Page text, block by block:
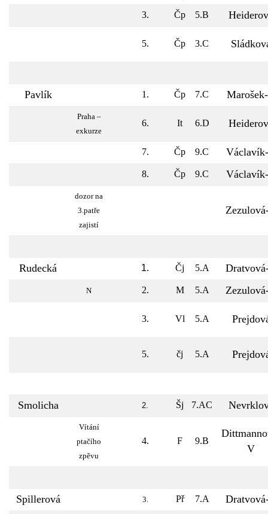
3. Čp 5.B
5. Čp 3.C
Pavlík 1. Čp 7.C
Praha –
exkurze
6. It 6.D
7. Čp 9.C
8. Čp 9.C
dozor na
3.patře
zajistí
Rudecká 1. Čj 5.A
N 2. M 5.A
3. Vl 5.A
5. čj 5.A
Smolicha 2. Šj 7.AC
Vítání
ptačího
zpěvu
4. F 9.B
V
Spillerová 3. Př 7.A